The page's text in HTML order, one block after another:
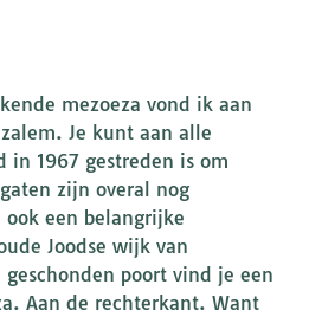
mezoeza vond ik aan
Je kunt aan alle
in 1967 gestreden is om
zijn overal nog
een belangrijke
Joodse wijk van
geschonden poort vind je een
Aan de rechterkant. Want